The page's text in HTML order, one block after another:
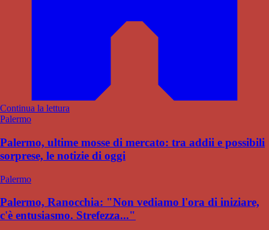
Continua la lettura
Palermo
Palermo, ultime mosse di mercato: tra addii e possibili
sorprese, le notizie di oggi
Palermo
Palermo, Ranocchia: "Non vediamo l'ora di iniziare,
c'è entusiasmo. Strefezza..."